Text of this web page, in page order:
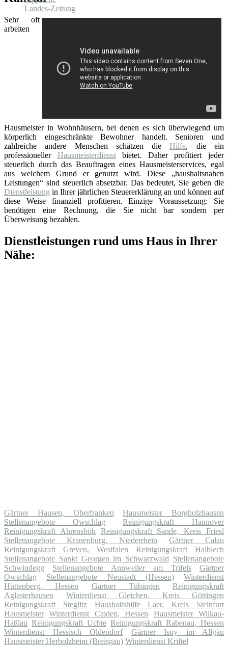
Sehr oft
arbeiten
Hausmeister in Wohnhäusern, bei denen es sich überwiegend um
körperlich eingeschränkte Bewohner handelt. Senioren und
zahlreiche andere Menschen schätzen dieHilfe, die ein
professioneller Hausmeisterdienstbietet. Daher profitiert jeder
steuerlich durch das Beauftragen eines Hausmeisterservices, egal
aus welchem Grund er genutzt wird. Diese „haushaltsnahen
Leistungen“ sind steuerlich absetzbar. Das bedeutet, Sie geben die
Dienstleistung in Ihrer jährlichen Steuererklärung an und können auf
diese Weise finanziell profitieren. Einzige Voraussetzung: Sie
benötigen eine Rechnung, die Sie nicht bar sondern per
Überweisung bezahlen.
Dienstleistungen rund ums Haus in Ihrer
Nähe:
Gärtner Hausen, Oberfranken
Hausmeister Borgholzhausen
Stellenangebote Owschlag
Reinigungskraft Hannover
Reinigungskraft Ahrensbök Reinigungskraft Sande, Kreis Friesl
Stellenangebote Kranenburg, Niederrhein
Gärtner Calau
Reinigungskraft Greven, Westfalen
Reinigungskraft Halblech
Stellenangebote Sankt Georgen im Schwarzwald Stellenangebote
Schwindegg
Stellenangebote Annweiler am Trifels
Gärtner
Owschlag
Stellenangebote Neustadt (Hessen)
Winterdienst
Hüttenberg, Hessen
Gärtner Tübingen
Reinigungskraft
Aglasterhausen
Winterdienst Gleichen, Kreis Göttingen
Reinigungskraft Steglitz
Haushaltshilfe Laer, Kreis Steinfurt
Hausmeister
Winterdienst Calden, Hessen
Hausmeister Wilkau-
Haßlau Reinigungskraft Uchte Reinigungskraft Rabenau, Hessen
Winterdienst Hessisch Oldendorf
Gärtner Isny im Allgäu
Hausmeister Herbolzheim (Breisgau) Winterdienst Kriftel